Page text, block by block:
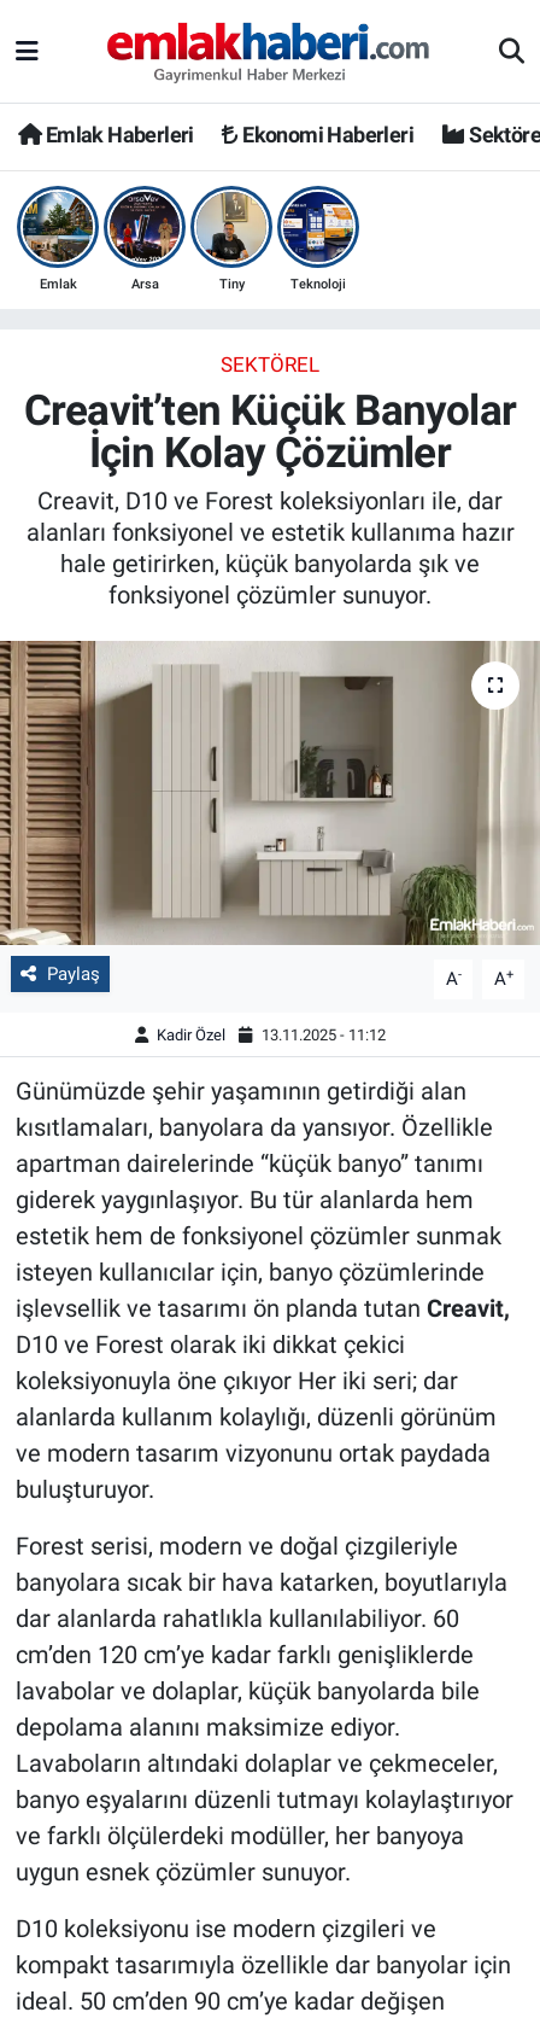
Emlak Haberleri Ekonomi Haberleri
Emlak Arsa Tiny Teknoloji
SEKTÖREL
Creavit’ten Küçük Banyolar
İçin Kolay Çözümler
Creavit, D10 ve Forest koleksiyonları ile, dar
alanları fonksiyonel ve estetik kullanıma hazır
hale getirirken, küçük banyolarda şık ve
fonksiyonel çözümler sunuyor.
Paylaş A- A+
Kadir Özel 13.11.2025 - 11:12
Günümüzde şehir yaşamının getirdiği alan
kısıtlamaları, banyolara da yansıyor. Özellikle
apartman dairelerinde “küçük banyo” tanımı
giderek yaygınlaşıyor. Bu tür alanlarda hem
estetik hem de fonksiyonel çözümler sunmak
isteyen kullanıcılar için, banyo çözümlerinde
işlevsellik ve tasarımı ön planda tutan Creavit,
D10 ve Forest olarak iki dikkat çekici
koleksiyonuyla öne çıkıyor Her iki seri; dar
alanlarda kullanım kolaylığı, düzenli görünüm
ve modern tasarım vizyonunu ortak paydada
buluşturuyor.
Forest serisi, modern ve doğal çizgileriyle
banyolara sıcak bir hava katarken, boyutlarıyla
dar alanlarda rahatlıkla kullanılabiliyor. 60
cm’den 120 cm’ye kadar farklı genişliklerde
lavabolar ve dolaplar, küçük banyolarda bile
depolama alanını maksimize ediyor.
Lavaboların altındaki dolaplar ve çekmeceler,
banyo eşyalarını düzenli tutmayı kolaylaştırıyor
ve farklı ölçülerdeki modüller, her banyoya
uygun esnek çözümler sunuyor.
D10 koleksiyonu ise modern çizgileri ve
kompakt tasarımıyla özellikle dar banyolar için
ideal. 50 cm’den 90 cm’ye kadar değişen